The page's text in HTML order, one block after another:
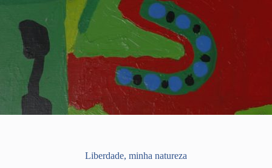
Liberdade, minha natureza